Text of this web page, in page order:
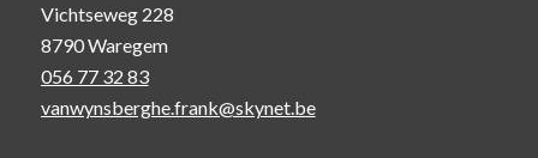
Vichtseweg 228
8790 Waregem
056 77 32 83
vanwynsberghe.frank@skynet.be